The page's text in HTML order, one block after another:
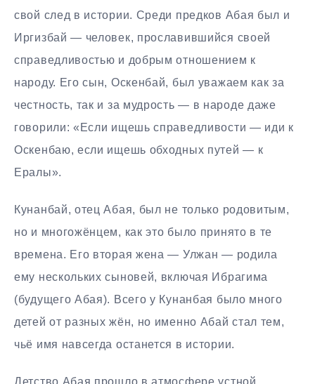
свой след в истории. Среди предков Абая был и
Иргизбай — человек, прославившийся своей
справедливостью и добрым отношением к
народу. Его сын, Оскенбай, был уважаем как за
честность, так и за мудрость — в народе даже
говорили: «Если ищешь справедливости — иди к
Оскенбаю, если ищешь обходных путей — к
Ералы».
Кунанбай, отец Абая, был не только родовитым,
но и многожёнцем, как это было принято в те
времена. Его вторая жена — Улжан — родила
ему нескольких сыновей, включая Ибрагима
(будущего Абая). Всего у Кунанбая было много
детей от разных жён, но именно Абай стал тем,
чьё имя навсегда останется в истории.
Детство Абая прошло в атмосфере устной